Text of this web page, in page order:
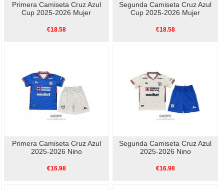
Primera Camiseta Cruz Azul
Cup 2025-2026 Mujer
€18.58
Segunda Camiseta Cruz Azul
Cup 2025-2026 Mujer
€18.58
Primera Camiseta Cruz Azul
2025-2026 Nino
€16.98
Segunda Camiseta Cruz Azul
2025-2026 Nino
€16.98